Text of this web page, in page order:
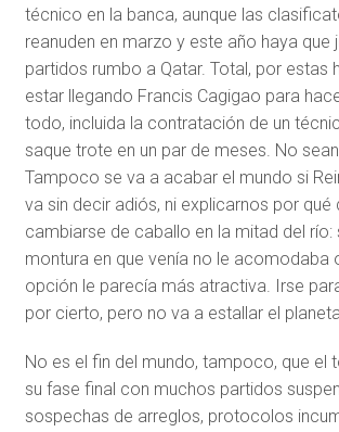
técnico en la banca, aunque las
reanuden en marzo y este año haya que
partidos rumbo a Qatar. Total, por estas
estar llegando Francis Cagigao para
todo, incluida la contratación de un
saque trote en un par de meses. No
Tampoco se va a acabar el mundo si
va sin decir adiós, ni explicarnos por qué
cambiarse de caballo en la mitad del río:
montura en que venía no le acomodaba
opción le parecía más atractiva. Irse
por cierto, pero no va a estallar el
No es el fin del mundo, tampoco, que el
su fase final con muchos partidos
sospechas de arreglos, protocolos